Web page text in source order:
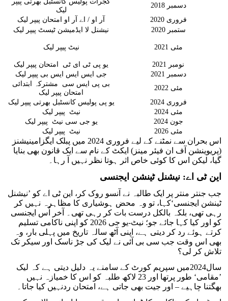
لیک
دسمبر 2018
آر او / اے آر او امتحان پیپر لیک
فروری 2020
نیشنل لا ایڈمیشن ٹیسٹ پیپر لیک
ستمبر 2020
نیٹ پیپر لیک مئی 2021
یو پی ٹی ای ٹی امتحان پیپر لیک
نومبر 2021
جی ایس ایس ایس بی پیپر لیک
دسمبر 2021
بی پی ایس سی مشترکہ ابتدائی
امتحان پیپر لیک
مئی 2022
یو پی پولیس کانسٹبل بھرتی پیپر لیک
فروری 2024
نیٹ پیپر لیک
مئی 2024
یو جی سی نیٹ پیپر لیک
جون 2024
نیٹ پیپر لیک
مئی 2026
اس بحران سے نمٹنے کے لیے فروری 2024 میں پبلک ایگزامینیشنز
(پریوینشن آف ان فیئر مینز) ایکٹ کے نام سے ایک قانون بھی بنایا
گیا، لیکن اس کا کوئی خاص اثر ہوتا نظر نہیں آ رہا۔
این ٹی اے: نیشنل ٹینشن ایجنسی
جب جنتر منتر پر ایک طالبہ نے آنسو روک کر، این ٹی اے کو ’نیشنل
ٹینشن ایجنسی‘کہا، تو وہ محض ہوشیاری کا مظاہرہ نہیں کر
رہی تھی، بلکہ بالکل درست بات کر رہی تھی۔ آخر اُس ایجنسی
کو اور کیا کہا جائے جو؛ نیٹ-یو جی 2026 کو اپنی ناکامی تسلیم
کرتے ہوئے رد کر دیتی ہے، اپنی آٹھ سالہ تاریخ میں پہلی بار، وہ
بھی اس وقت جب سی بی آئی نے لیک کی جڑ ناسک اور سیکر تک
تلاش کر لی؟
سال2024میں سپریم کورٹ کے سامنے یہ دلیل دیتی ہے کہ لیک
’مقامی‘ طور پرتھا اور 23 لاکھ طلبہ کو اس کا خمیازہ نہیں
بھگتنا چاہیے – اور جیت بھی جاتی ہے، امتحان ردنہیں کیا جاتا۔